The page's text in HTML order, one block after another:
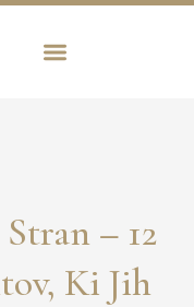
– 12
Ki Jih